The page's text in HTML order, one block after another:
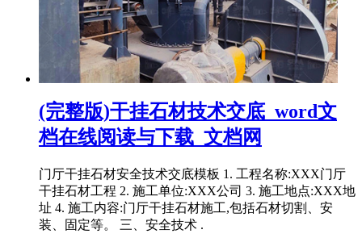
(完整版)干挂石材技术交底_word文
档在线阅读与下载_文档网
门厅干挂石材安全技术交底模板 1. 工程名称:XXX门厅
干挂石材工程 2. 施工单位:XXX公司 3. 施工地点:XXX地
址 4. 施工内容:门厅干挂石材施工,包括石材切割、安
装、固定等。 三、安全技术 .